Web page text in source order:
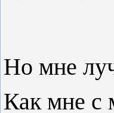
Но мне
Как мне с